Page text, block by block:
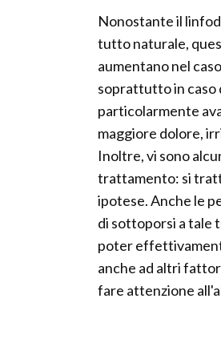
Nonostante il
tutto naturale,
aumentano nel
soprattutto in caso
particolarmente
maggiore dolore,
Inoltre, vi sono
trattamento: si
ipotese. Anche le
di sottoporsi a tale
poter
anche ad altri
fare attenzione